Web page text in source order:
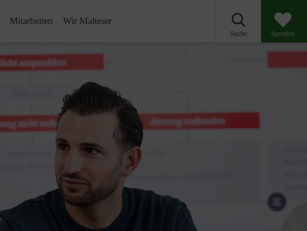
Mitarbeiten Wir Malteser
Suche Spenden